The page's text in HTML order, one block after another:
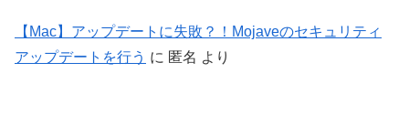
【Mac】アップデートに失敗？！Mojaveのセキュリティ
アップデートを行う に 匿名 より